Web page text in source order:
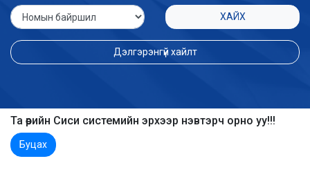
ХАЙХ
Дэлгэрэнгүй хайлт
Та өөрийн Сиси системийн эрхээр нэвтэрч орно уу!!!
Буцах